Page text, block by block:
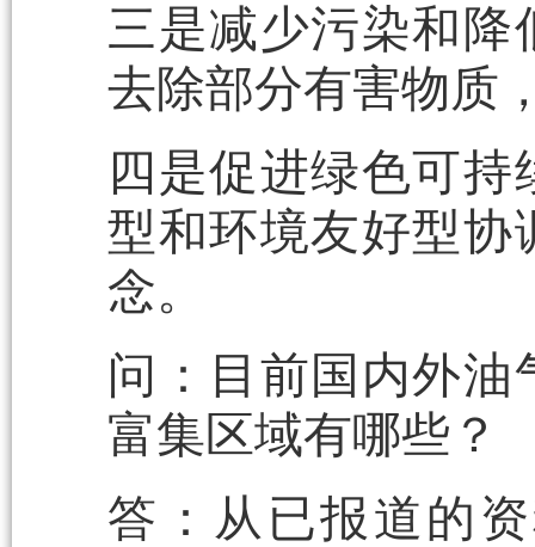
三是减少污染和
去除部分有害物质
四是促进绿色可
型和环境友好型协
念。
问：目前国内外
富集区域有哪些？
答：从已报道的